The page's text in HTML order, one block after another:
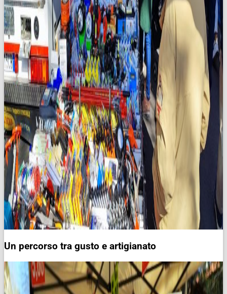
Un percorso tra gusto e artigianato